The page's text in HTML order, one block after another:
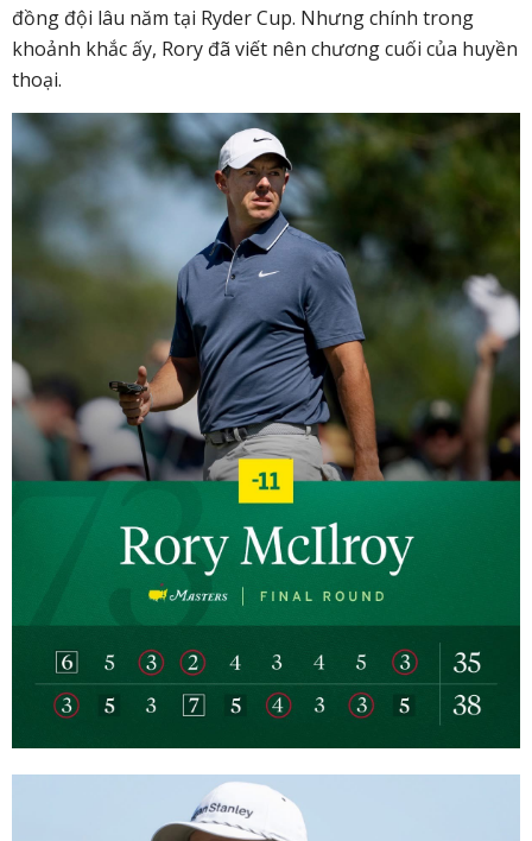
đồng đội lâu năm tại Ryder Cup. Nhưng chính trong
khoảnh khắc ấy, Rory đã viết nên chương cuối của huyền
thoại.